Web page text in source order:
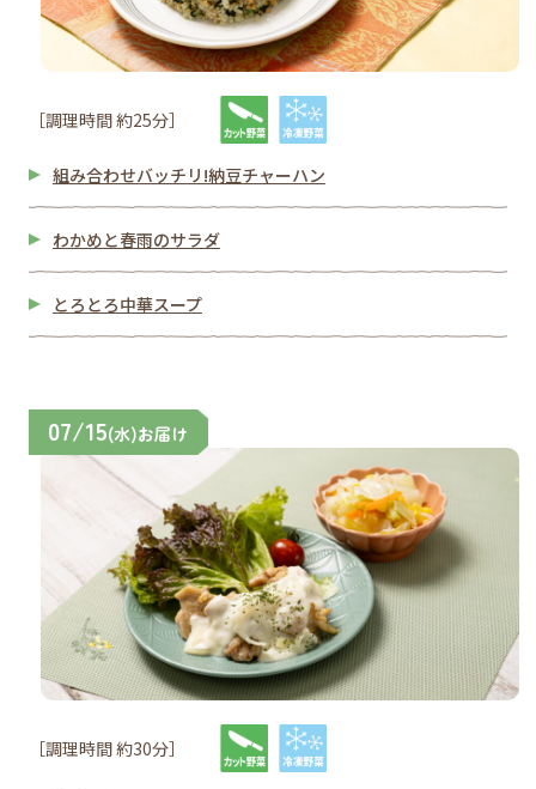
［調理時間 約25分］
組み合わせバッチリ!納豆チャーハン
わかめと春雨のサラダ
とろとろ中華スープ
07/15(水)お届け
［調理時間 約30分］